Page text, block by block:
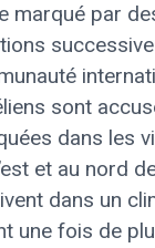
marqué par
sont
dans les
et au nord
dans un
une fois de